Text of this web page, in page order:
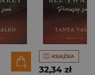
KSIĄŻKA
32,34 zł